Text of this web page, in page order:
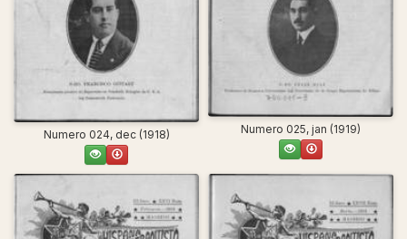
Numero 024, dec (1918) Numero 025, jan (1919)